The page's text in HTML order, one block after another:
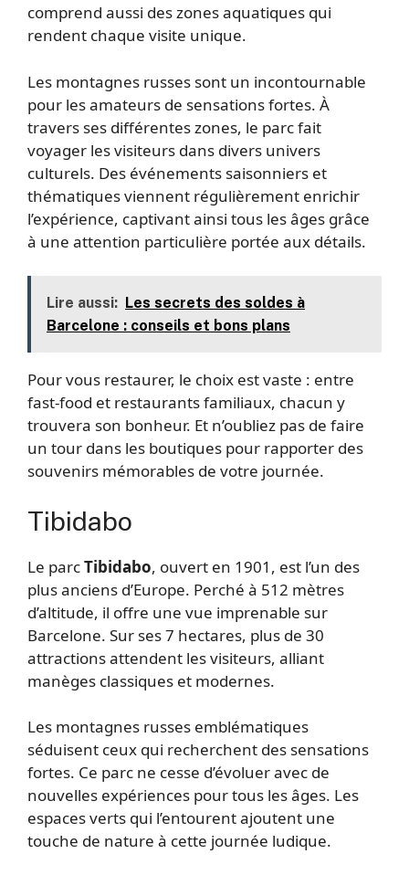
comprend aussi des zones aquatiques qui
rendent chaque visite unique.
Les montagnes russes sont un incontournable
pour les amateurs de sensations fortes. À
travers ses différentes zones, le parc fait
voyager les visiteurs dans divers univers
culturels. Des événements saisonniers et
thématiques viennent régulièrement enrichir
l’expérience, captivant ainsi tous les âges grâce
à une attention particulière portée aux détails.
Lire aussi: Les secrets des soldes à
Barcelone : conseils et bons plans
Pour vous restaurer, le choix est vaste : entre
fast-food et restaurants familiaux, chacun y
trouvera son bonheur. Et n’oubliez pas de faire
un tour dans les boutiques pour rapporter des
souvenirs mémorables de votre journée.
Tibidabo
Le parcTibidabo, ouvert en 1901, est l’un des
plus anciens d’Europe. Perché à 512 mètres
d’altitude, il offre une vue imprenable sur
Barcelone. Sur ses 7 hectares, plus de 30
attractions attendent les visiteurs, alliant
manèges classiques et modernes.
Les montagnes russes emblématiques
séduisent ceux qui recherchent des sensations
fortes. Ce parc ne cesse d’évoluer avec de
nouvelles expériences pour tous les âges. Les
espaces verts qui l’entourent ajoutent une
touche de nature à cette journée ludique.